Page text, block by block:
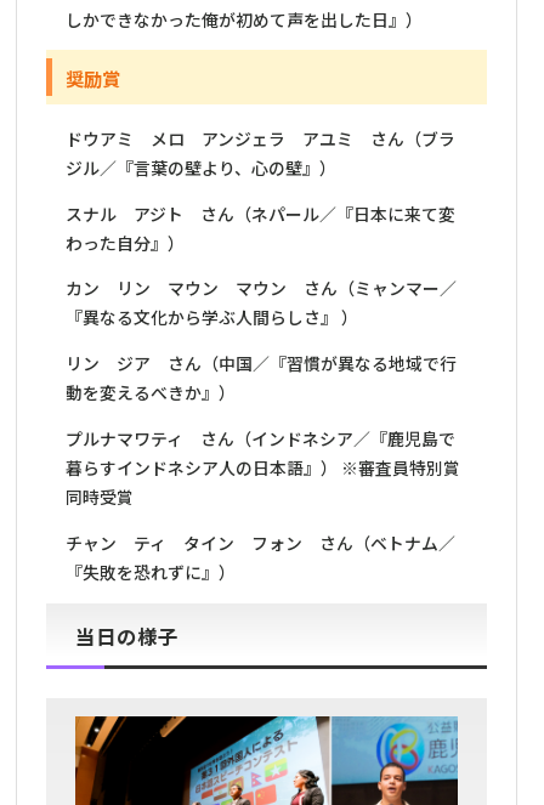
しかできなかった俺が初めて声を出した日』）
奨励賞
ドウアミ メロ アンジェラ アユミ さん（ブラ
ジル／『言葉の壁より、心の壁』）
スナル アジト さん（ネパール／『日本に来て変
わった自分』）
カン リン マウン マウン さん（ミャンマー／
『異なる文化から学ぶ人間らしさ』 ）
リン ジア さん（中国／『習慣が異なる地域で行
動を変えるべきか』）
プルナマワティ さん（インドネシア／『鹿児島で
暮らすインドネシア人の日本語』） ※審査員特別賞
同時受賞
チャン ティ タイン フォン さん（ベトナム／
『失敗を恐れずに』）
当日の様子